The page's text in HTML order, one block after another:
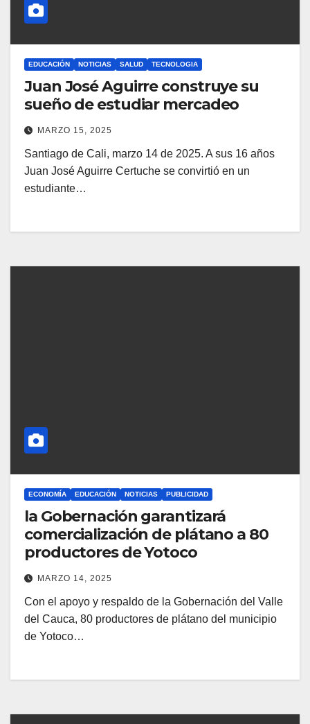
EDUCACIÓN NOTICIAS SALUD TECNOLOGIA
Juan José Aguirre construye su
sueño de estudiar mercadeo
MARZO 15, 2025
Santiago de Cali, marzo 14 de 2025. A sus 16 años
Juan José Aguirre Certuche se convirtió en un
estudiante…
ECONOMÍA EDUCACIÓN NOTICIAS PUBLICIDAD
la Gobernación garantizará
comercialización de plátano a 80
productores de Yotoco
MARZO 14, 2025
Con el apoyo y respaldo de la Gobernación del Valle
del Cauca, 80 productores de plátano del municipio
de Yotoco…